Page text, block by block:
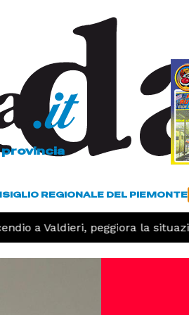
provincia
REGIONALE DEL PIEMONTE
a Valdieri, peggiora la